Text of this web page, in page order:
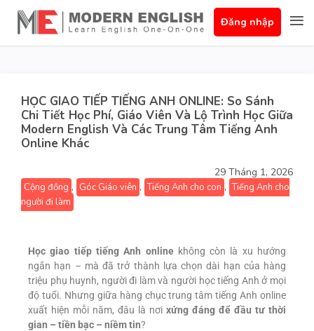
Đăng nhập
HỌC GIAO TIẾP TIẾNG ANH ONLINE: So Sánh
Chi Tiết Học Phí, Giáo Viên Và Lộ Trình Học Giữa
Modern English Và Các Trung Tâm Tiếng Anh
Online Khác
29 Tháng 1, 2026
Cộng đồng , Góc Giáo viên , Tiếng Anh cho con , Tiếng Anh cho
người đi làm
Học giao tiếp tiếng Anh onlinekhông còn là xu hướng
ngắn hạn – mà đã trở thành lựa chọn dài hạn của hàng
triệu phụ huynh, người đi làm và người học tiếng Anh ở mọi
độ tuổi. Nhưng giữa hàng chục trung tâm tiếng Anh online
xuất hiện mỗi năm, đâu là nơi xứng đáng để đầu tư thời
gian – tiền bạc – niềm tin?